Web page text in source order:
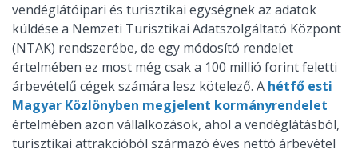
vendéglátóipari és turisztikai egységnek az adatok
küldése a Nemzeti Turisztikai Adatszolgáltató Központ
(NTAK) rendszerébe, de egy módosító rendelet
értelmében ez most még csak a 100 millió forint feletti
árbevételű cégek számára lesz kötelező. A hétfő esti
Magyar Közlönyben megjelent kormányrendelet
értelmében azon vállalkozások, ahol a vendéglátásból,
turisztikai attrakcióból származó éves nettó árbevétel